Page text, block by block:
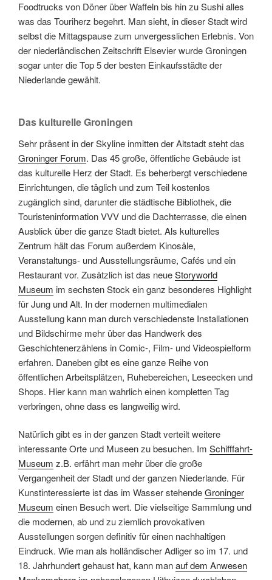
Foodtrucks von Döner über Waffeln bis hin zu Sushi alles
was das Touriherz begehrt. Man sieht, in dieser Stadt wird
selbst die Mittagspause zum unvergesslichen Erlebnis. Von
der niederländischen Zeitschrift Elsevier wurde Groningen
sogar unter die Top 5 der besten Einkaufsstädte der
Niederlande gewählt.
Das kulturelle Groningen
Sehr präsent in der Skyline inmitten der Altstadt steht das
Groninger Forum. Das 45 große, öffentliche Gebäude ist
das kulturelle Herz der Stadt. Es beherbergt verschiedene
Einrichtungen, die täglich und zum Teil kostenlos
zugänglich sind, darunter die städtische Bibliothek, die
Touristeninformation VVV und die Dachterrasse, die einen
Ausblick über die ganze Stadt bietet. Als kulturelles
Zentrum hält das Forum außerdem Kinosäle,
Veranstaltungs- und Ausstellungsräume, Cafés und ein
Restaurant vor. Zusätzlich ist das neueStoryworld
Museum im sechsten Stock ein ganz besonderes Highlight
für Jung und Alt. In der modernen multimedialen
Ausstellung kann man durch verschiedenste Installationen
und Bildschirme mehr über das Handwerk des
Geschichtenerzählens in Comic-, Film- und Videospielform
erfahren. Daneben gibt es eine ganze Reihe von
öffentlichen Arbeitsplätzen, Ruhebereichen, Leseecken und
Shops. Hier kann man wahrlich einen kompletten Tag
verbringen, ohne dass es langweilig wird.
Natürlich gibt es in der ganzen Stadt verteilt weitere
interessante Orte und Museen zu besuchen. Im Schifffahrt-
Museum z.B. erfährt man mehr über die große
Vergangenheit der Stadt und der ganzen Niederlande. Für
Kunstinteressierte ist das im Wasser stehendeGroninger
Museum einen Besuch wert. Die vielseitige Sammlung und
die modernen, ab und zu ziemlich provokativen
Ausstellungen sorgen definitiv für einen nachhaltigen
Eindruck. Wie man als holländischer Adliger so im 17. und
18. Jahrhundert gehaust hat, kann manauf dem Anwesen